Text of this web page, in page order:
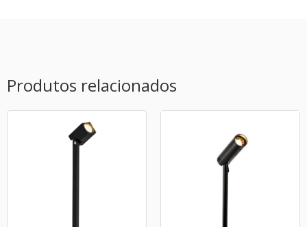
Produtos relacionados